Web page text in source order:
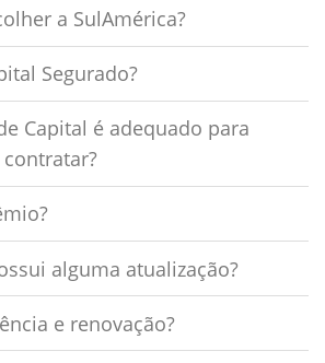
a SulAmérica?
Segurado?
Capital é adequado para
alguma atualização?
e renovação?